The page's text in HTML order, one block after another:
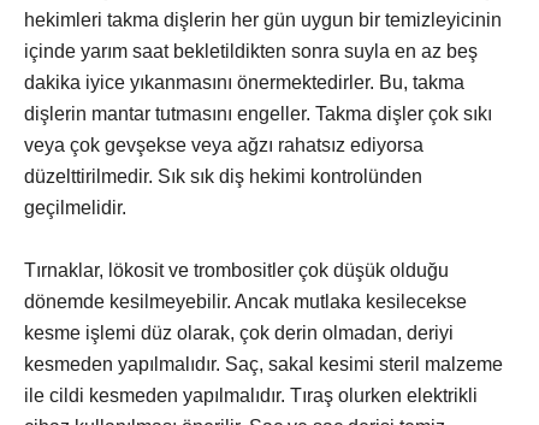
hekimleri takma dişlerin her gün uygun bir temizleyicinin
içinde yarım saat bekletildikten sonra suyla en az beş
dakika iyice yıkanmasını önermektedirler. Bu, takma
dişlerin mantar tutmasını engeller. Takma dişler çok sıkı
veya çok gevşekse veya ağzı rahatsız ediyorsa
düzelttirilmedir. Sık sık diş hekimi kontrolünden
geçilmelidir.
Tırnaklar, lökosit ve trombositler çok düşük olduğu
dönemde kesilmeyebilir. Ancak mutlaka kesilecekse
kesme işlemi düz olarak, çok derin olmadan, deriyi
kesmeden yapılmalıdır. Saç, sakal kesimi steril malzeme
ile cildi kesmeden yapılmalıdır. Tıraş olurken elektrikli